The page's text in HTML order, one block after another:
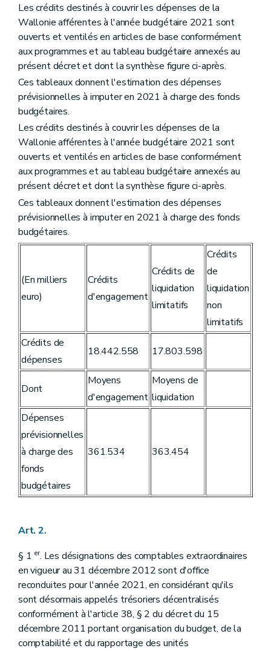
Art. 31
Art. 32
Art. 33
Art. 34
Art. 35
Art. 36
Art. 37
Art. 38
Art. 39
Art. 40
Art. 41
Art. 42
Art. 43
Art. 44
Art. 45
Art. 46
Art. 47
Art. 48
Art. 49
Art. 50
Art. 51
Art. 52
Art. 55
Art. 56
Art. 59
Art. 60
Art. 62
Art. 63
Art. 64
Art. 66
Art. 67
Art. 68
Art. 70
Art. 71
Art. 72
Art. 73
Art. 76
Art. 77
Art. 78
Art. 79
Art. 80
Art. 81
Art. 82
Art. 83
Art. 84
Art. 85
Art. 86
Les crédits destinés à couvrir les dépenses de la
Wallonie afférentes à l'année budgétaire 2021 sont
ouverts et ventilés en articles de base conformément
aux programmes et au tableau budgétaire annexés au
présent décret et dont la synthèse figure ci-après.
Ces tableaux donnent l'estimation des dépenses
prévisionnelles à imputer en 2021 à charge des fonds
budgétaires.
Les crédits destinés à couvrir les dépenses de la
Wallonie afférentes à l'année budgétaire 2021 sont
ouverts et ventilés en articles de base conformément
aux programmes et au tableau budgétaire annexés au
présent décret et dont la synthèse figure ci-après.
Ces tableaux donnent l'estimation des dépenses
prévisionnelles à imputer en 2021 à charge des fonds
budgétaires.
(En milliers
euro)
Crédits
d'engagement
Crédits de
liquidation
limitatifs
Crédits
de
liquidation
non
limitatifs
Crédits de
dépenses
18.442.558 17.803.598
Dont
Moyens
d'engagement
Moyens de
liquidation
Dépenses
prévisionnelles
à charge des
fonds
budgétaires
361.534 363.454
Art. 2.
§ 1 er. Les désignations des comptables extraordinaires
en vigueur au 31 décembre 2012 sont d'office
reconduites pour l'année 2021, en considérant qu'ils
sont désormais appelés trésoriers décentralisés
conformément à l'article 38, § 2 du décret du 15
décembre 2011 portant organisation du budget, de la
comptabilité et du rapportage des unités